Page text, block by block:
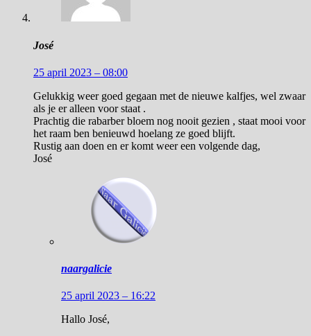
José
25 april 2023 – 08:00
Gelukkig weer goed gegaan met de nieuwe kalfjes, wel zwaar
als je er alleen voor staat .
Prachtig die rabarber bloem nog nooit gezien , staat mooi voor
het raam ben benieuwd hoelang ze goed blijft.
Rustig aan doen en er komt weer een volgende dag,
José
naargalicie
25 april 2023 – 16:22
Hallo José,